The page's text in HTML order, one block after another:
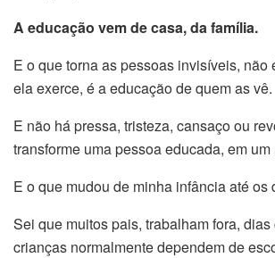
A educação vem de casa, da família.
E o que torna as pessoas invisíveis, não
ela exerce, é a educação de quem as vê.
E não há pressa, tristeza, cansaço ou
transforme uma pessoa educada, em
E o que mudou de minha infância até os
Sei que muitos pais, trabalham fora,
crianças normalmente dependem de